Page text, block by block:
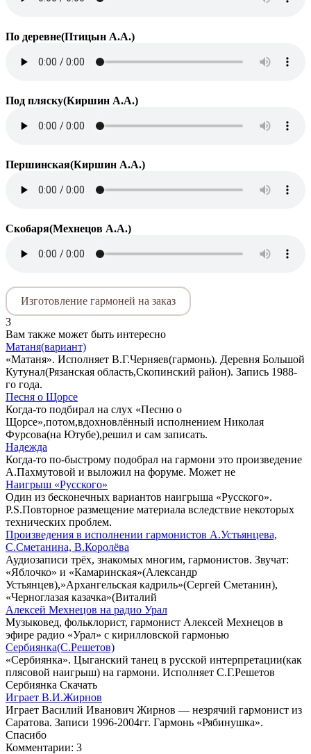
По деревне(Птицын А.А.)
Под пляску(Киршин А.А.)
Першинская(Киршин А.А.)
Скобаря(Мехнецов А.А.)
Изготовление гармоней на заказ
3
Вам также может быть интересно
Матаня(вариант)
«Матаня». Исполняет В.Г.Черняев(гармонь). Деревня Большой
Кутунал(Рязанская область,Скопинский район). Запись 1988-
го года.
Песня о Щорсе
Когда-то подбирал на слух «Песню о
Щорсе»,потом,вдохновлённый исполнением Николая
Фурсова(на Ютубе),решил и сам записать.
Надежда
Когда-то по-быстрому подобрал на гармони это произведение
А.Пахмутовой и выложил на форуме. Может не
Наигрыш «Русского»
Один из бесконечных вариантов наигрыша «Русского».
P.S.Повторное размещение материала вследствие некоторых
технических проблем.
Произведения в исполнении гармонистов А.Устьянцева,
С.Сметанина, В.Королёва
Аудиозаписи трёх, знакомых многим, гармонистов. Звучат:
«Яблочко» и «Камаринская»(Александр
Устьянцев),»Архангельская кадриль»(Сергей Сметанин),
«Черноглазая казачка»(Виталий
Алексей Мехнецов на радио Урал
Музыковед, фольклорист, гармонист Алексей Мехнецов в
эфире радио «Урал» с кирилловской гармонью
Сербиянка(С.Решетов)
«Сербиянка». Цыганский танец в русской интерпретации(как
плясовой наигрыш) на гармони. Исполняет С.Г.Решетов
Сербиянка Скачать
Играет В.И.Жирнов
Играет Василий Иванович Жирнов — незрячий гармонист из
Саратова. Записи 1996-2004гг. Гармонь «Рябинушка».
Спасибо
Комментарии: 3